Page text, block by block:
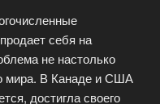
себя на
не настолько
мира. В Канаде и США
достигла своего